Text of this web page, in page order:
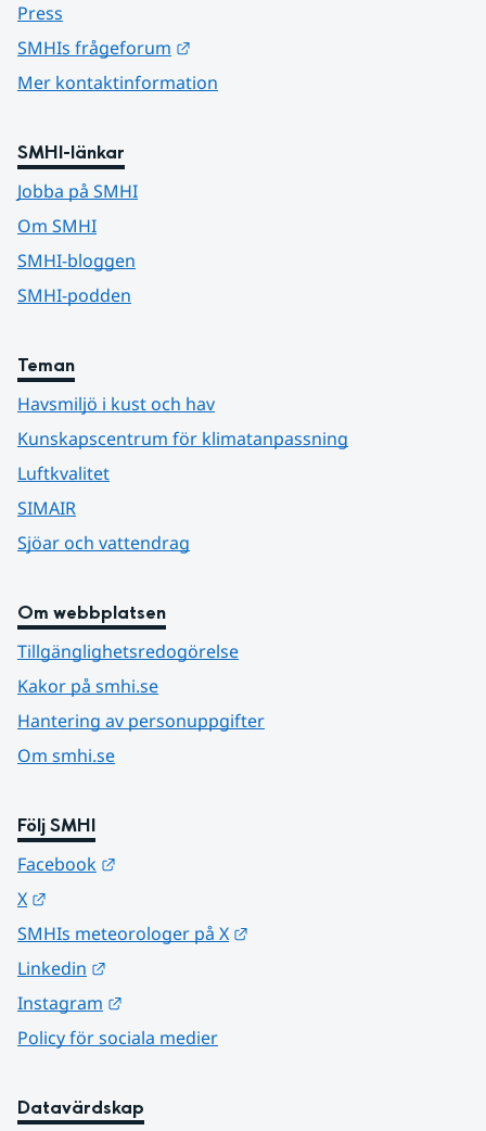
Press
SMHIs frågeforum
Mer kontaktinformation
SMHI-länkar
Jobba på SMHI
Om SMHI
SMHI-bloggen
SMHI-podden
Teman
Havsmiljö i kust och hav
Kunskapscentrum för klimatanpassning
Luftkvalitet
SIMAIR
Sjöar och vattendrag
Om webbplatsen
Tillgänglighetsredogörelse
Kakor på smhi.se
Hantering av personuppgifter
Om smhi.se
Följ SMHI
Facebook
X
SMHIs meteorologer på X
Linkedin
Instagram
Policy för sociala medier
Datavärdskap